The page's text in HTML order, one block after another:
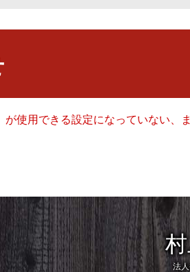
検
使用できる設定になっていない
法